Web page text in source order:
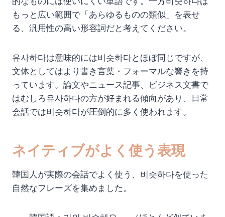
もっと広い範囲で「あらゆるものの類似」を表せ
る、汎用性の高い形容詞だと考えてください。
유사하다は意味的には비슷하다とほぼ同じですが、
文体としてはより書き言葉・フォーマルな響きを持
っています。論文やニュース記事、ビジネス文書で
はむしろ유사하다の方が好まれる傾向があり、日常
会話では비슷하다が圧倒的に多く使われます。
ネイティブがよく使う表現
韓国人が実際の会話でよく使う、비슷하다を使った
自然なフレーズを集めました。